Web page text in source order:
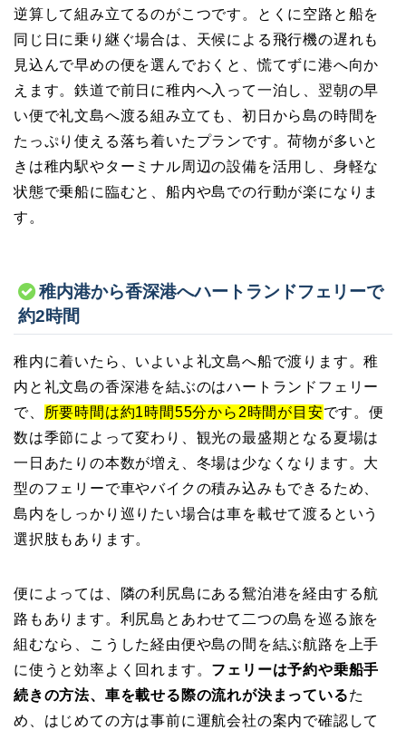
逆算して組み立てるのがこつです。とくに空路と船を
同じ日に乗り継ぐ場合は、天候による飛行機の遅れも
見込んで早めの便を選んでおくと、慌てずに港へ向か
えます。鉄道で前日に稚内へ入って一泊し、翌朝の早
い便で礼文島へ渡る組み立ても、初日から島の時間を
たっぷり使える落ち着いたプランです。荷物が多いと
きは稚内駅やターミナル周辺の設備を活用し、身軽な
状態で乗船に臨むと、船内や島での行動が楽になりま
す。
稚内港から香深港へハートランドフェリーで
約2時間
稚内に着いたら、いよいよ礼文島へ船で渡ります。稚
内と礼文島の香深港を結ぶのはハートランドフェリー
で、
所要時間は約1時間55分から2時間が目安です。便
数は季節によって変わり、観光の最盛期となる夏場は
一日あたりの本数が増え、冬場は少なくなります。大
型のフェリーで車やバイクの積み込みもできるため、
島内をしっかり巡りたい場合は車を載せて渡るという
選択肢もあります。
便によっては、隣の利尻島にある鴛泊港を経由する航
路もあります。利尻島とあわせて二つの島を巡る旅を
組むなら、こうした経由便や島の間を結ぶ航路を上手
に使うと効率よく回れます。 フェリーは予約や乗船手
続きの方法、車を載せる際の流れが決まっているた
め、はじめての方は事前に運航会社の案内で確認して